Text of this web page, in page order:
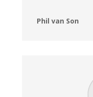
Phil van Son